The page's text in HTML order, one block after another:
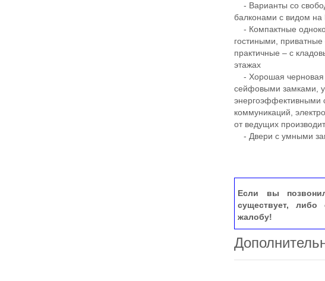
- Варианты со
балконами с видом на
- Компактные
гостиными,
практичные – с
этажах
- Хорошая черновая
сейфовыми замками,
энергоэффективными
коммуникаций,
от ведущих
- Двери с умными
Если вы
существует, либо
жалобу!